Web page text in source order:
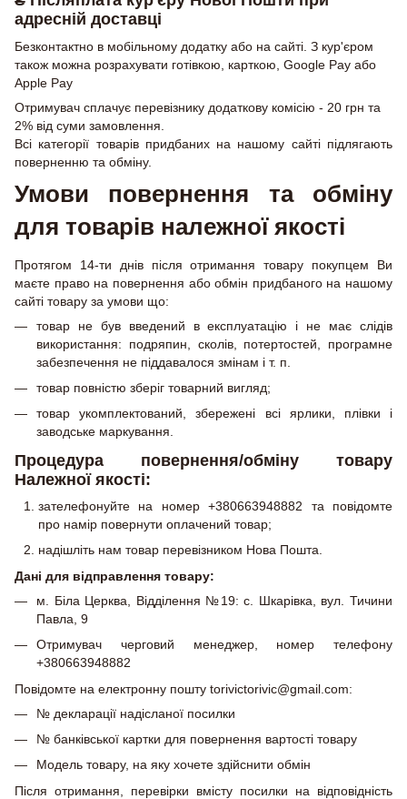
адресній доставці
Безконтактно в мобільному додатку або на сайті. З кур'єром
також можна розрахувати готівкою, карткою, Google Pay або
Apple Pay
Отримувач сплачує перевізнику додаткову комісію - 20 грн та
2% від суми замовлення.
Всі категорії товарів придбаних на нашому сайті підлягають
поверненню та обміну.
Умови повернення та обміну
для товарів належної якості
Протягом 14-ти днів після отримання товару покупцем Ви
маєте право на повернення або обмін придбаного на нашому
сайті товару за умови що:
товар не був введений в експлуатацію і не має слідів
використання: подряпин, сколів, потертостей, програмне
забезпечення не піддавалося змінам і т. п.
товар повністю зберіг товарний вигляд;
товар укомплектований, збережені всі ярлики, плівки і
заводське маркування.
Процедура повернення/обміну товару
Належної якості:
зателефонуйте на номер +380663948882 та повідомте
про намір повернути оплачений товар;
надішліть нам товар перевізником Нова Пошта.
Дані для відправлення товару:
м. Біла Церква, Відділення №19: с. Шкарівка, вул. Тичини
Павла, 9
Отримувач черговий менеджер, номер телефону
+380663948882
Повідомте на електронну пошту torivictorivic@gmail.com:
№ декларації надісланої посилки
№ банківської картки для повернення вартості товару
Модель товару, на яку хочете здійснити обмін
Після отримання, перевірки вмісту посилки на відповідність